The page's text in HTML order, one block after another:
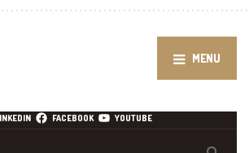
MENU
FACEBOOK YOUTUBE